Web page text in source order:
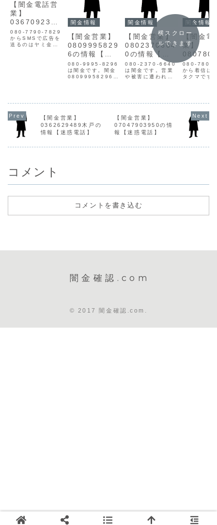
【闇金電話営
業】
0367092357
松永の情報
080-7790-7829
からSMSで広告を
送るのはヤミ金の
永特別融資...
闇金情報
【闇金営業】
0809995829
6の情報【迷
惑電話】
080-9995-8296
は闇金です。闇金
08099958296の
信用情報がありま
せん。取り立て時
は攻撃的な言葉遣
いになり、嫌がら
常に悪質なヤ...
闇金情報
【闇金営業】
0802370664
0の情報【迷
惑電話対策】
080-2370-6640
は闇金です。営業
や被害に遭われた
営業手に入れた個
人情報をもとに、
電話・SMSにて営
業を行います。貸
信用情報がありま
闇金情報
【闇金電
業】
6タクマ
報
080-
から着信は
タクマです
ンの案内を
ます。タク
一返済の闇
が、融資の
分けてくる
際は細かい
横スクロー
ルできます
【闇金営業】
0362629489木戸の
情報【迷惑電話】
【闇金営業】
07047903950の情
報【迷惑電話】
コメント
コメントを書き込む
闇金確認.com
© 2017 闇金確認.com.